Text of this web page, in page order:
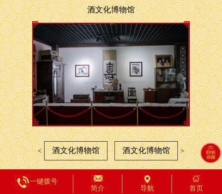
酒文化博物馆
< 酒文化博物馆 酒文化博物馆 >
一键拨号
简介
导航 首页